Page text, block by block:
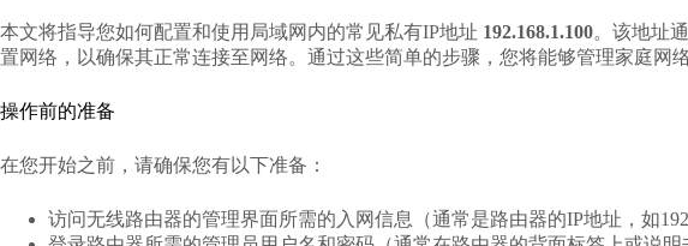
本文将指导您如何配置和使用局域网内的常见私有IP地址 192.168.1.100。该地址
置网络，以确保其正常连接至网络。通过这些简单的步骤，您将能够管理家庭网
操作前的准备
在您开始之前，请确保您有以下准备：
访问无线路由器的管理界面所需的入网信息（通常是路由器的IP地址，如